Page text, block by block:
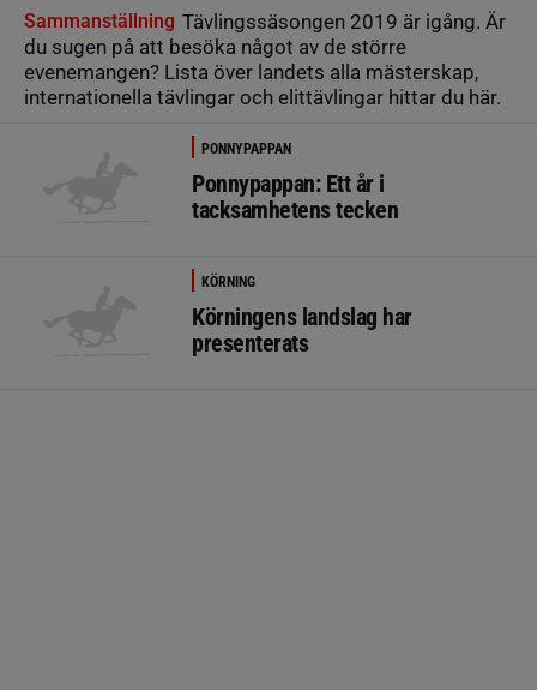
Sammanställning Tävlingssäsongen 2019 är igång. Är
du sugen på att besöka något av de större
evenemangen? Lista över landets alla mästerskap,
internationella tävlingar och elittävlingar hittar du här.
PONNYPAPPAN
Ponnypappan: Ett år i
tacksamhetens tecken
KÖRNING
Körningens landslag har
presenterats